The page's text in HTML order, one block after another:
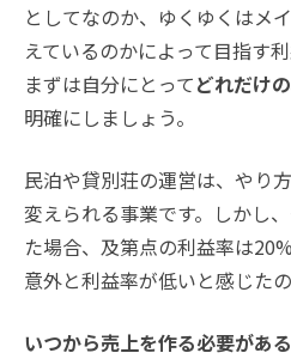
としてなのか、ゆくゆくはメ
えているのかによって目指す
まずは自分にとってどれだけ
明確にしましょう。
民泊や貸別荘の運営は、やり
変えられる事業です。しかし
た場合、及第点の利益率は
意外と利益率が低いと感じた
いつから売上を作る必要があ